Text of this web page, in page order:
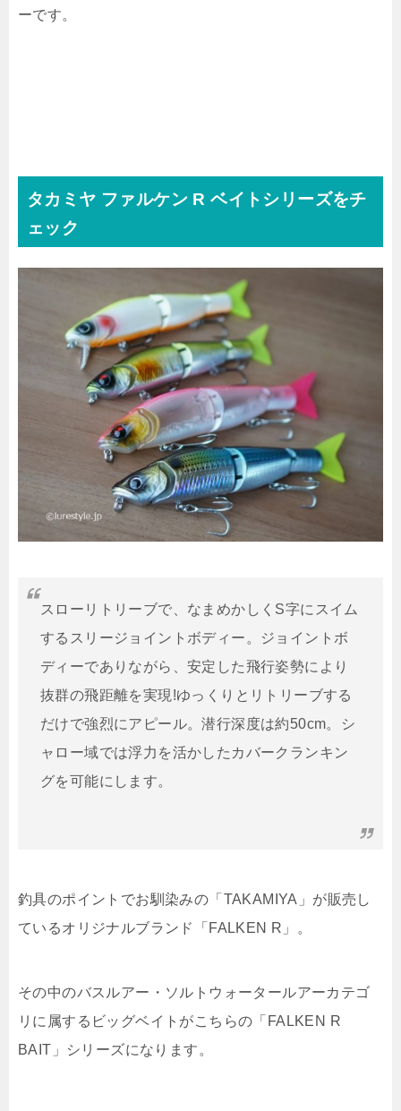
ーです。
タカミヤ ファルケン R ベイトシリーズをチ
ェック
スローリトリーブで、なまめかしくS字にスイム
するスリージョイントボディー。ジョイントボ
ディーでありながら、安定した飛行姿勢により
抜群の飛距離を実現!ゆっくりとリトリーブする
だけで強烈にアピール。潜行深度は約50cm。シ
ャロー域では浮力を活かしたカバークランキン
グを可能にします。
釣具のポイントでお馴染みの「TAKAMIYA」が販売し
ているオリジナルブランド「FALKEN R」。
その中のバスルアー・ソルトウォータールアーカテゴ
リに属するビッグベイトがこちらの「FALKEN R
BAIT」シリーズになります。